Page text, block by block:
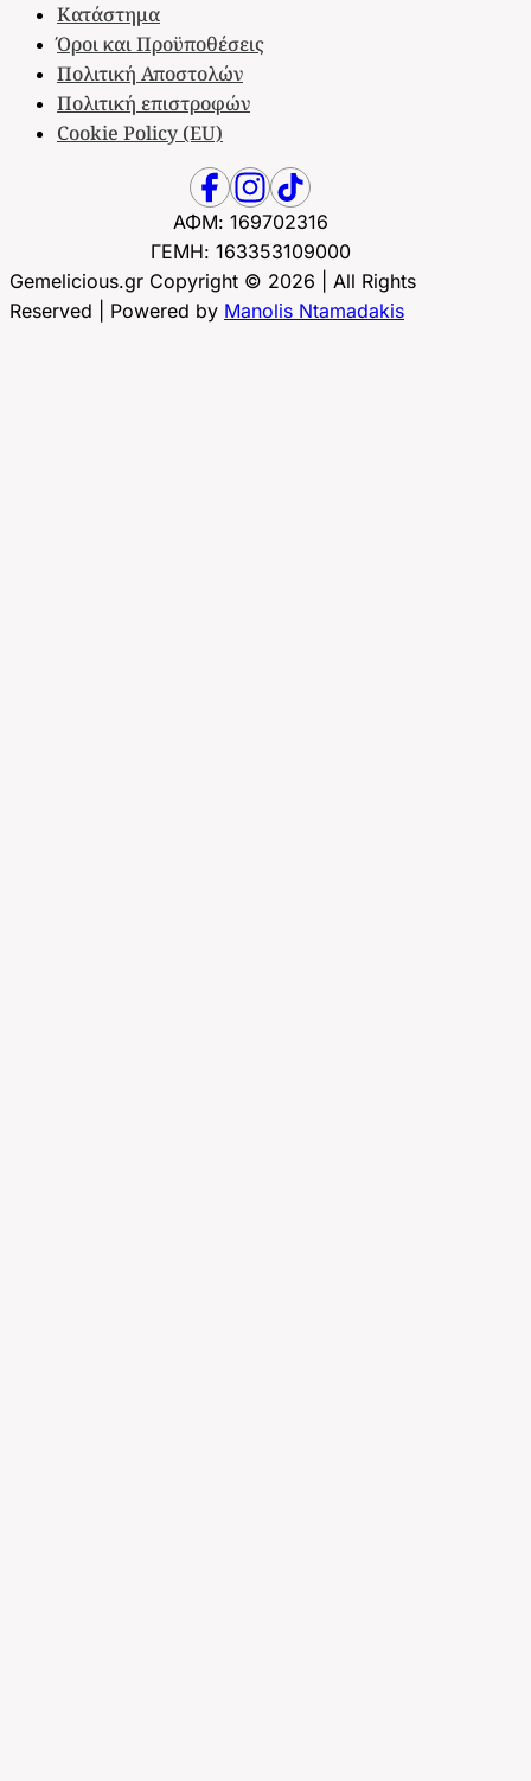
Κατάστημα
Όροι και Προϋποθέσεις
Πολιτική Αποστολών
Πολιτική επιστροφών
Cookie Policy (EU)
ΑΦΜ: 169702316
ΓΕΜΗ: 163353109000
Gemelicious.gr Copyright © 2026 | All Rights
Reserved | Powered by Manolis Ntamadakis